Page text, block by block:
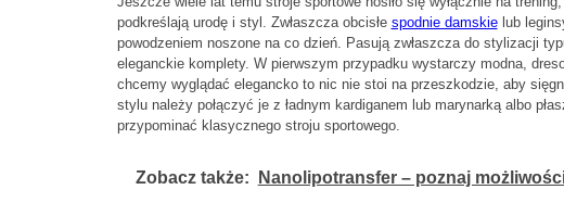
podkreślają urodę i styl. Zwłaszcza obcisłe spodnie damskielub
powodzeniem noszone na co dzień. Pasują zwłaszcza do stylizacji
eleganckie komplety. W pierwszym przypadku wystarczy modna,
chcemy wyglądać elegancko to nic nie stoi na przeszkodzie, aby
stylu należy połączyć je z ładnym kardiganem lub marynarką albo
przypominać klasycznego stroju sportowego.
Zobacz także: Nanolipotransfer – poznaj